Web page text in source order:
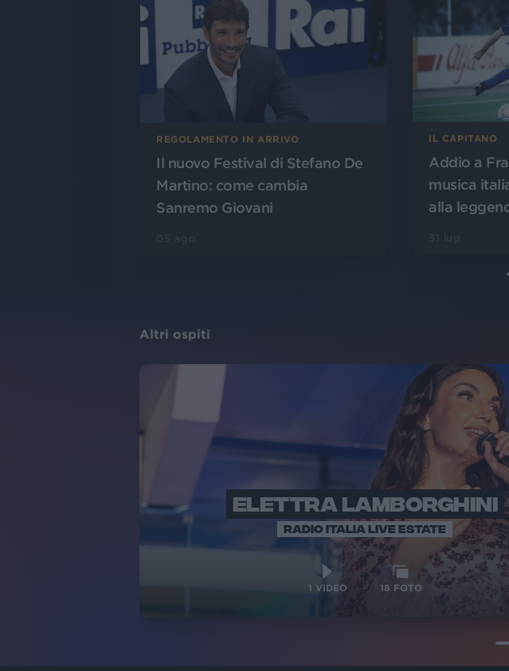
REGOLAMENTO IN ARRIVO
Il nuovo Festival di Stefano De
Martino: come cambia
Sanremo Giovani
IL CAPITANO
Addio a
musica
alla
Altri ospiti
ELETTRA LAMBORGHINI
RADIO ITALIA LIVE ESTATE
1 VIDEO 18 FOTO